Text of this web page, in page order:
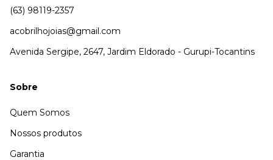
(63) 98119-2357
acobrilhojoias@gmail.com
Avenida Sergipe, 2647, Jardim Eldorado - Gurupi-Tocantins
Sobre
Quem Somos
Nossos produtos
Garantia